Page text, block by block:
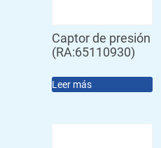
Captor de presión
(RA:65110930)
Leer más